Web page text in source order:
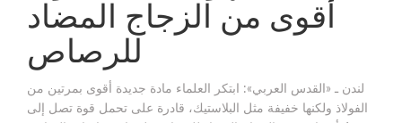
أقوى من الزجاج المضاد
للرصاص
لندن ـ «القدس العربي»: ابتكر العلماء مادة جديدة أقوى بمرتين من
الفولاذ ولكنها خفيفة مثل البلاستيك، قادرة على تحمل قوة تصل إلى